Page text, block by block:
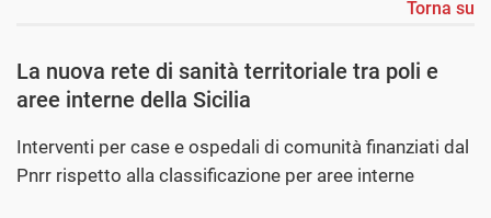
Torna su
La nuova rete di sanità territoriale tra poli e
aree interne della Sicilia
Interventi per case e ospedali di comunità finanziati dal
Pnrr rispetto alla classificazione per aree interne